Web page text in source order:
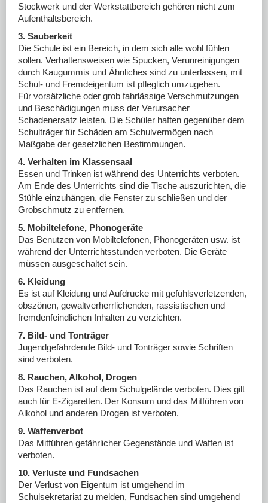
Stockwerk und der Werkstattbereich gehören nicht zum
Aufenthaltsbereich.
3. Sauberkeit
Die Schule ist ein Bereich, in dem sich alle wohl fühlen
sollen. Verhaltensweisen wie Spucken, Verunreinigungen
durch Kaugummis und Ähnliches sind zu unterlassen, mit
Schul- und Fremdeigentum ist pfleglich umzugehen.
Für vorsätzliche oder grob fahrlässige Verschmutzungen
und Beschädigungen muss der Verursacher
Schadenersatz leisten. Die Schüler haften gegenüber dem
Schulträger für Schäden am Schulvermögen nach
Maßgabe der gesetzlichen Bestimmungen.
4. Verhalten im Klassensaal
Essen und Trinken ist während des Unterrichts verboten.
Am Ende des Unterrichts sind die Tische auszurichten, die
Stühle einzuhängen, die Fenster zu schließen und der
Grobschmutz zu entfernen.
5. Mobiltelefone, Phonogeräte
Das Benutzen von Mobiltelefonen, Phonogeräten usw. ist
während der Unterrichtsstunden verboten. Die Geräte
müssen ausgeschaltet sein.
6. Kleidung
Es ist auf Kleidung und Aufdrucke mit gefühlsverletzenden,
obszönen, gewaltverherrlichenden, rassistischen und
fremdenfeindlichen Inhalten zu verzichten.
7. Bild- und Tonträger
Jugendgefährdende Bild- und Tonträger sowie Schriften
sind verboten.
8. Rauchen, Alkohol, Drogen
Das Rauchen ist auf dem Schulgelände verboten. Dies gilt
auch für E-Zigaretten. Der Konsum und das Mitführen von
Alkohol und anderen Drogen ist verboten.
9. Waffenverbot
Das Mitführen gefährlicher Gegenstände und Waffen ist
verboten.
10. Verluste und Fundsachen
Der Verlust von Eigentum ist umgehend im
Schulsekretariat zu melden, Fundsachen sind umgehend